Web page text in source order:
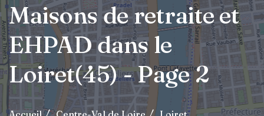
Maisons de retraite et
EHPAD dans le
Loiret(45) - Page 2